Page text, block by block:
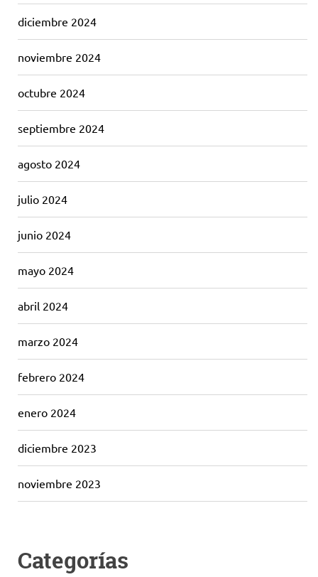
diciembre 2024
noviembre 2024
octubre 2024
septiembre 2024
agosto 2024
julio 2024
junio 2024
mayo 2024
abril 2024
marzo 2024
febrero 2024
enero 2024
diciembre 2023
noviembre 2023
Categorías